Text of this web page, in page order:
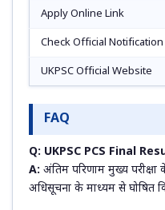
Apply Online Link
Check Official Notification
UKPSC Official Website
FAQ
Q: UKPSC PCS Final
A: अंतिम परिणाम मुख्य परीक्षा
अधिसूचना के माध्यम से घोषित